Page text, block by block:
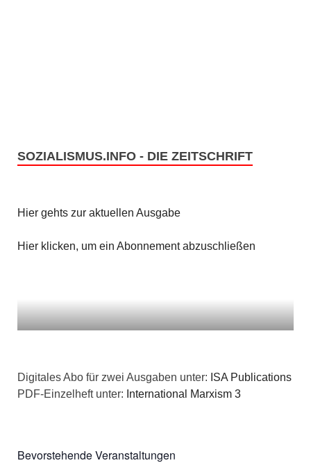
SOZIALISMUS.INFO - DIE ZEITSCHRIFT
Hier gehts zur aktuellen Ausgabe
Hier klicken, um ein Abonnement abzuschließen
Digitales Abo für zwei Ausgaben unter: ISA Publications
PDF-Einzelheft unter: International Marxism 3
Bevorstehende Veranstaltungen